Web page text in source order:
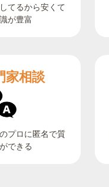
てるから安くて
が豊富
家相談
プロに匿名で質
できる